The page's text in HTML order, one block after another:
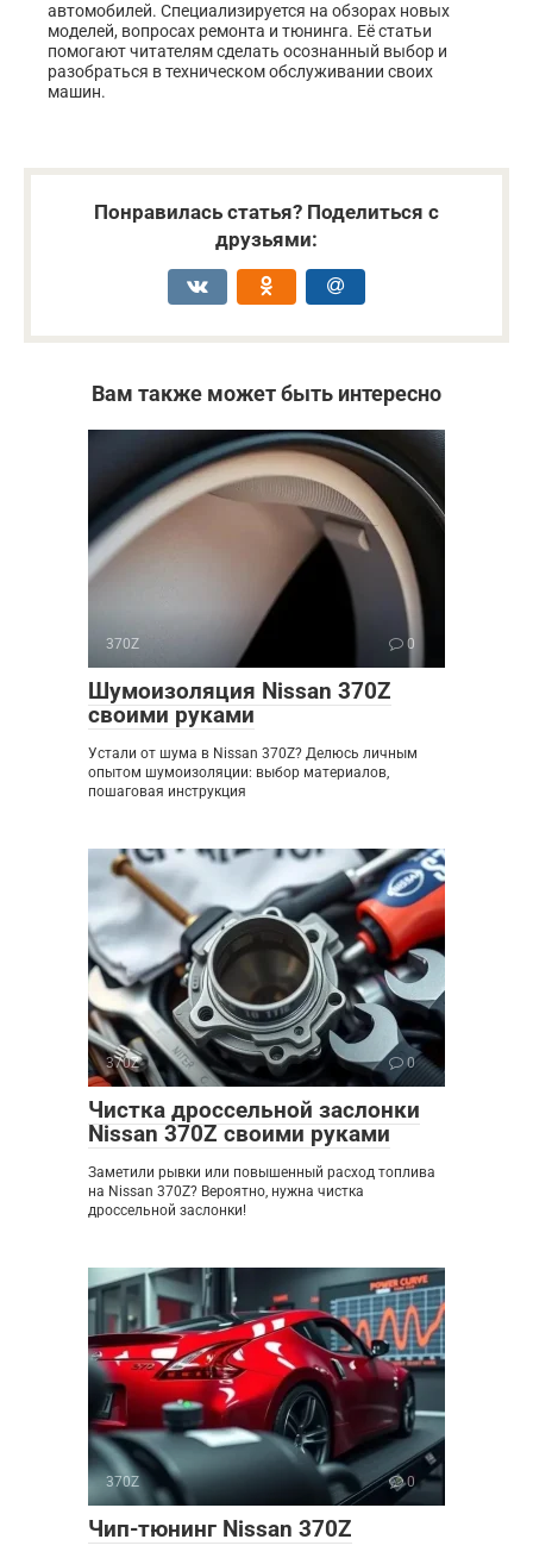
автомобилей. Специализируется на обзорах новых
моделей, вопросах ремонта и тюнинга. Её статьи
помогают читателям сделать осознанный выбор и
разобраться в техническом обслуживании своих
машин.
Понравилась статья? Поделиться с
друзьями:
Вам также может быть интересно
370Z 0
Шумоизоляция Nissan 370Z
своими руками
Устали от шума в Nissan 370Z? Делюсь личным
опытом шумоизоляции: выбор материалов,
пошаговая инструкция
370Z 0
Чистка дроссельной заслонки
Nissan 370Z своими руками
Заметили рывки или повышенный расход топлива
на Nissan 370Z? Вероятно, нужна чистка
дроссельной заслонки!
370Z 0
Чип-тюнинг Nissan 370Z